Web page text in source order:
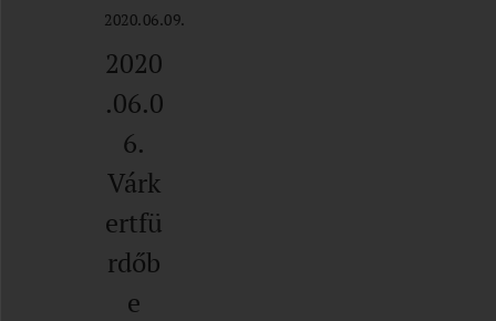
2020.06.09.
2020
.06.0
6.
Várk
ertfü
rdőb
e